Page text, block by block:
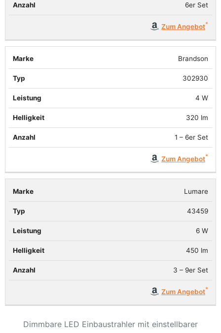
6er Set
Zum Angebot
Brandson
302930
4 W
320 lm
1 – 6er Set
Zum Angebot
Lumare
43459
6 W
450 lm
3 – 9er Set
Zum Angebot
Dimmbare LED Einbaustrahler mit einstellbarer